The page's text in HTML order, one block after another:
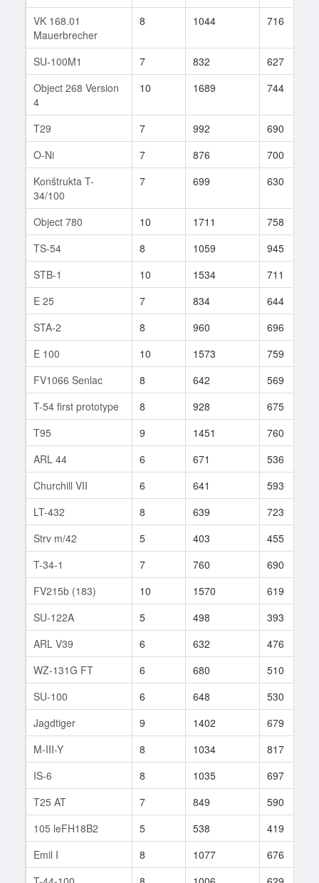
VK 168.01
Mauerbrecher
8 1044 716
SU-100M1 7 832 627
Object 268 Version
4
10 1689 744
T29 7 992 690
O-Ni
7 876 700
Konštrukta T-
34/100
7 699 630
Object 780 10 1711 758
TS-54
8 1059 945
STB-1
10 1534 711
E 25
7 834 644
STA-2
8 960 696
E 100
10 1573 759
FV1066 Senlac
8 642 569
T-54 first prototype
8 928 675
T95
9 1451 760
ARL 44
6 671 536
Churchill VII
6 641 593
LT-432
8 639 723
Strv m/42
5 403 455
T-34-1
7 760 690
FV215b (183)
10 1570 619
SU-122A
5 498 393
ARL V39
6 632 476
WZ-131G FT
6 680 510
SU-100
6 648 530
Jagdtiger
9 1402 679
M-III-Y
8 1034 817
IS-6
8 1035 697
T25 AT
7 849 590
105 leFH18B2
5 538 419
Emil I
8 1077 676